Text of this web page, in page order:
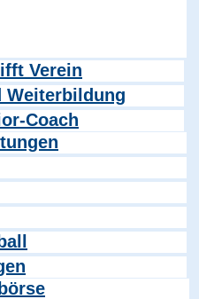
Verein
Weiterbildung
Coach